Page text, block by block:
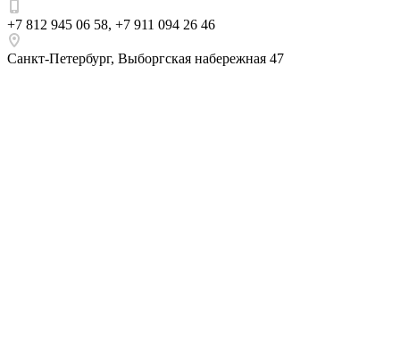
+7 812 945 06 58, +7 911 094 26 46
Санкт-Петербург, Выборгская набережная 47